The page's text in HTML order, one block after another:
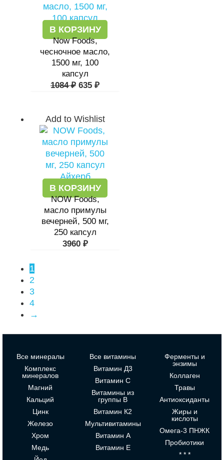
В КОРЗИНУ
Now Foods,
чесночное масло,
1500 мг, 100
капсул
1084₽ 635 ₽
Add to Wishlist
В КОРЗИНУ
NOW Foods,
масло примулы
вечерней, 500 мг,
250 капсул
3960 ₽
1
2
3
4
→
Все минералы
Комплекс
минералов
Магний
Кальций
Цинк
Железо
Хром
Медь
Все витамины
Витамин Д3
Витамин С
Витамины из
группы В
Витамин К2
Мультивитамины
Витамин А
Витамин Е
Ферменты и
энзимы
Коллаген
Травы
Антиоксиданты
Жиры и
кислоты
Омега-3 ПНЖК
Пробиотики
* * *